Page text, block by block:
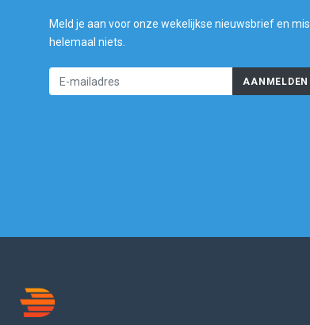
Meld je aan voor onze wekelijkse nieuwsbrief en mis
helemaal niets.
AANMELDEN